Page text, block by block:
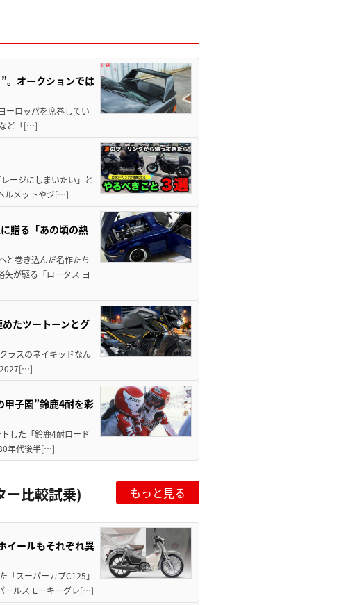
。オークションでは
ーロッパを席巻してい
ど「[…]
ージにしまいたい」と
ルメットやジ[…]
贈る「あの頃の熱
と巻き込んだ名作たち
が駆る「ロータス ヨ
たツートーンとグ
ラスのネイキッドなん
2027[…]
甲子園”鈴鹿4耐を彩
した「鈴鹿4耐ロード
年代後半[…]
ー比較試乗) もっと見る
イールもそれぞれ異
「スーパーカブC125」
ールスモーキーグレ[…]